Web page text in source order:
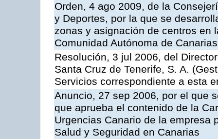
Orden, 4 ago 2009, de la
y Deportes, por la que se
zonas y asignación de centros en
Comunidad Autónoma de Canarias
Resolución, 3 jul 2006, del
Santa Cruz de Tenerife, S. A.
Servicios correspondiente a esta
Anuncio, 27 sep 2006, por el que
que aprueba el contenido de la
Urgencias Canario de la empresa
Salud y Seguridad en Canarias